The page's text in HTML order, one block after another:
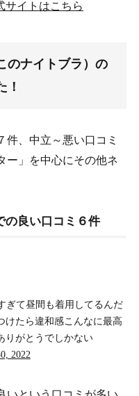
サイトはこちら
のナイトブラ）の
！
件、中立～悪い口コミ
ー」を中心にその他ネ
の良い口コミ６件
ぎて昼間も着用してるんだ
けたら違和感こんなに最高
りがとうでしかない
2022